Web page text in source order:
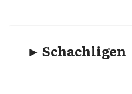
► Schachligen